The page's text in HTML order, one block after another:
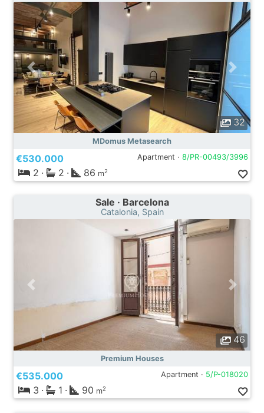
32
MDomus Metasearch
€530.000 Apartment · 8/PR-00493/3996
2 · 2 · 86 m2
Sale · Barcelona
Catalonia, Spain
46
Premium Houses
€535.000 Apartment · 5/P-018020
3 · 1 · 90 m2